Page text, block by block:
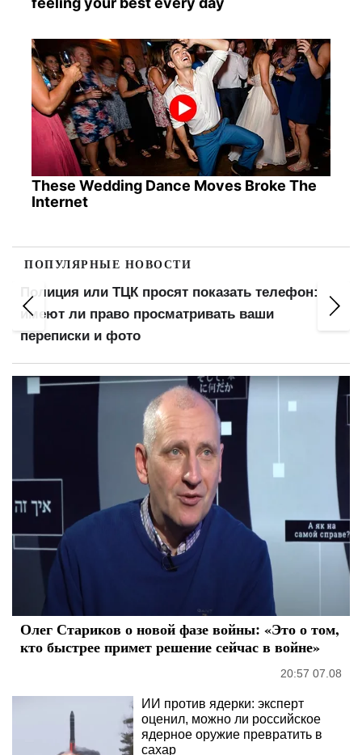
These Wedding Dance Moves Broke The
Internet
ПОПУЛЯРНЫЕ НОВОСТИ
Выплатят 500, 700 или 1000 грн: украинцам
готовят дополнительную помощь
Олег Стариков о новой фазе войны: «Это о том,
кто быстрее примет решение сейчас в войне»
20:57 07.08
ИИ против ядерки: эксперт
оценил, можно ли российское
ядерное оружие превратить в
сахар